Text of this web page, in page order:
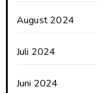
August 2024
Juli 2024
Juni 2024